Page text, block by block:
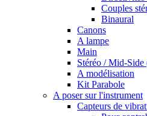
Couples
Binaural
Canons
A lampe
Main
Stéréo / Mid-
A modélisation
Kit Parabole
A poser sur l'instrument
Capteurs de